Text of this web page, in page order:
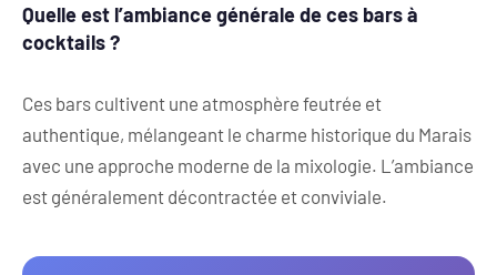
Quelle est l’ambiance générale de ces bars à
cocktails ?
Ces bars cultivent une atmosphère feutrée et
authentique, mélangeant le charme historique du Marais
avec une approche moderne de la mixologie. L’ambiance
est généralement décontractée et conviviale.